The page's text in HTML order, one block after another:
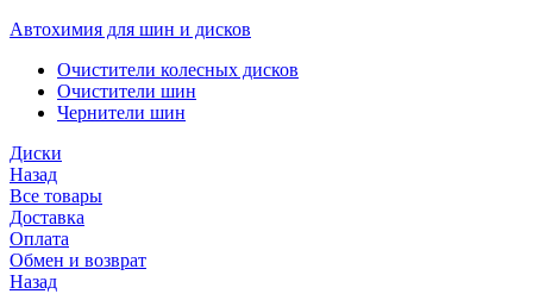
Автохимия для шин и дисков
Очистители колесных дисков
Очистители шин
Чернители шин
Диски
Назад
Все товары
Доставка
Оплата
Обмен и возврат
Назад